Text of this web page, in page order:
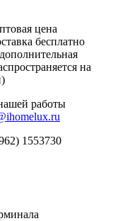
цена
бесплатно
на
работы
1553730